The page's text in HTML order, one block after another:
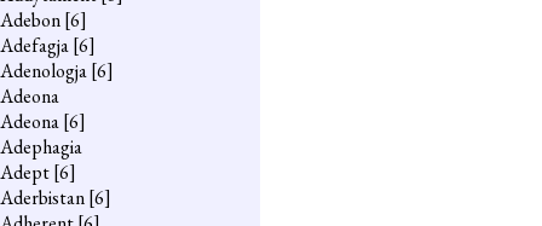
Adebon[6]
Adefagja[6]
Adenologja[6]
Adeona
Adeona[6]
Adephagia
Adept[6]
Aderbistan[6]